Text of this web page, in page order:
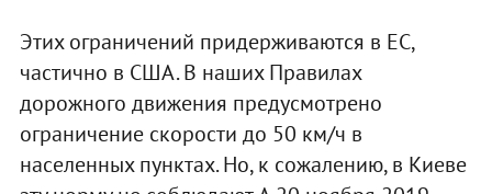
Этих ограничений придерживаются в ЕС,
частично в США. В наших Правилах
дорожного движения предусмотрено
ограничение скорости до 50 км/ч в
населенных пунктах. Но, к сожалению, в Киеве